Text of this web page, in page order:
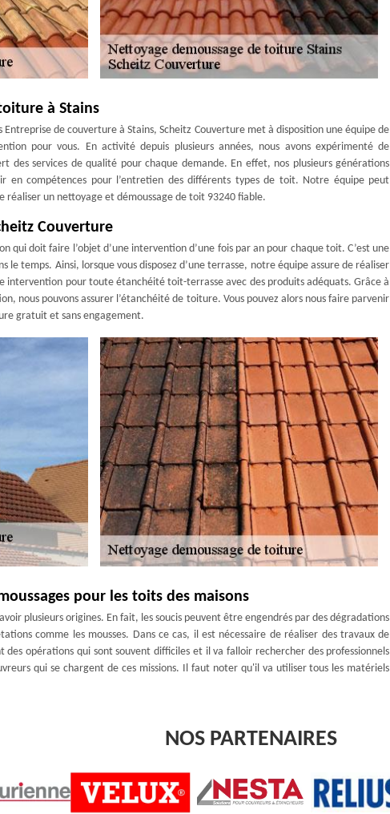
à Stains
de couverture à Stains, Scheitz Couverture met à disposition une équipe de
pour vous. En activité depuis plusieurs années, nous avons expérimenté de
des services de qualité pour chaque demande. En effet, nos plusieurs générations
en compétences pour l’entretien des différents types de toit. Notre équipe peut
un nettoyage et démoussage de toit 93240 fiable.
Couverture
qui doit faire l’objet d’une intervention d’une fois par an pour chaque toit. C’est une
le temps. Ainsi, lorsque vous disposez d’une terrasse, notre équipe assure de réaliser
intervention pour toute étanchéité toit-terrasse avec des produits adéquats. Grâce à
nous pouvons assurer l’étanchéité de toiture. Vous pouvez alors nous faire parvenir
gratuit et sans engagement.
pour les toits des maisons
plusieurs origines. En fait, les soucis peuvent être engendrés par des dégradations
comme les mousses. Dans ce cas, il est nécessaire de réaliser des travaux de
des opérations qui sont souvent difficiles et il va falloir rechercher des professionnels
qui se chargent de ces missions. Il faut noter qu'il va utiliser tous les matériels
NOS PARTENAIRES